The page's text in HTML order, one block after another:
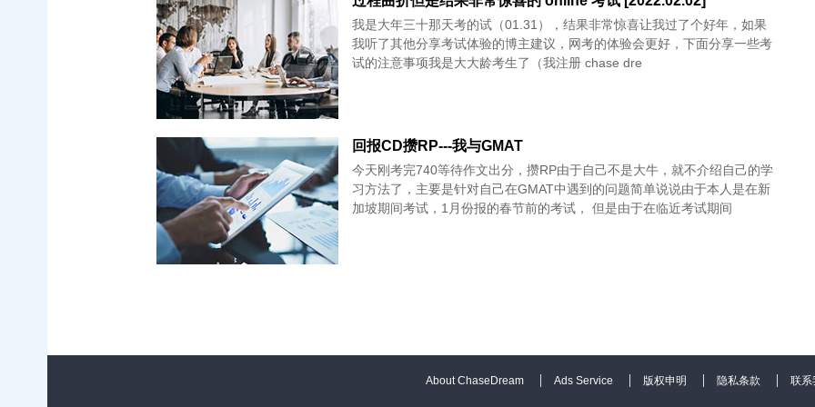
我是大年三十那天考的试（01.31），结果非常惊喜让我过了个好年，如果
我听了其他分享考试体验的博主建议，网考的体验会更好，下面分享一些考
试的注意事项我是大大龄考生了（我注册 chase dre
回报CD攒RP---我与GMAT
今天刚考完740等待作文出分，攒RP由于自己不是大牛，就不介绍自己的学
习方法了，主要是针对自己在GMAT中遇到的问题简单说说由于本人是在新
加坡期间考试，1月份报的春节前的考试， 但是由于在临近考试期间
About ChaseDream Ads Service 版权申明 隐私条款 联系